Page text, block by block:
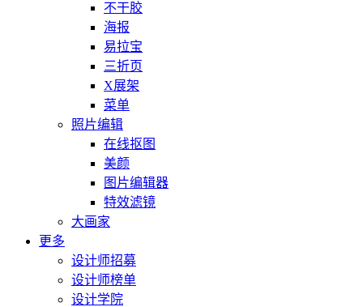
不干胶
海报
易拉宝
三折页
X展架
菜单
照片编辑
在线抠图
美颜
图片编辑器
特效滤镜
大画家
更多
设计师招募
设计师榜单
设计学院